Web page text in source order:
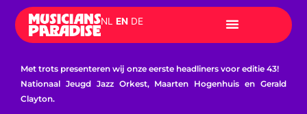
content
NL EN DE
Met trots presenteren wij onze eerste headliners voor editie 43!
Nationaal Jeugd Jazz Orkest, Maarten Hogenhuis en Gerald
Clayton.